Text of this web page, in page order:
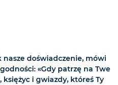
doświadczenie, mówi
«Gdy patrzę na Twe
księżyc i gwiazdy, któreś Ty